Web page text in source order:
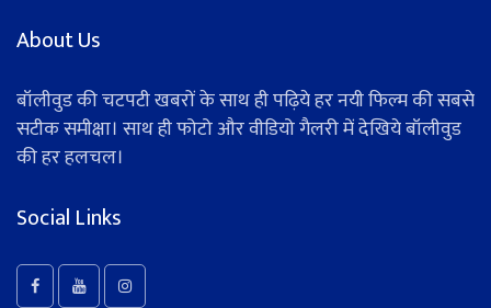
About Us
बॉलीवुड की चटपटी खबरों के साथ ही पढ़िये हर नयी फिल्म की सबसे
सटीक समीक्षा। साथ ही फोटो और वीडियो गैलरी में देखिये बॉलीवुड
की हर हलचल।
Social Links